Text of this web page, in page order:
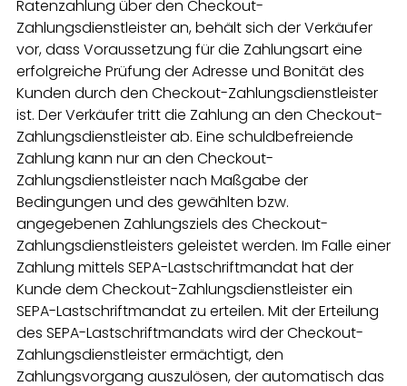
Ratenzahlung über den Checkout-
Zahlungsdienstleister an, behält sich der Verkäufer
vor, dass Voraussetzung für die Zahlungsart eine
erfolgreiche Prüfung der Adresse und Bonität des
Kunden durch den Checkout-Zahlungsdienstleister
ist. Der Verkäufer tritt die Zahlung an den Checkout-
Zahlungsdienstleister ab. Eine schuldbefreiende
Zahlung kann nur an den Checkout-
Zahlungsdienstleister nach Maßgabe der
Bedingungen und des gewählten bzw.
angegebenen Zahlungsziels des Checkout-
Zahlungsdienstleisters geleistet werden. Im Falle einer
Zahlung mittels SEPA-Lastschriftmandat hat der
Kunde dem Checkout-Zahlungsdienstleister ein
SEPA-Lastschriftmandat zu erteilen. Mit der Erteilung
des SEPA-Lastschriftmandats wird der Checkout-
Zahlungsdienstleister ermächtigt, den
Zahlungsvorgang auszulösen, der automatisch das